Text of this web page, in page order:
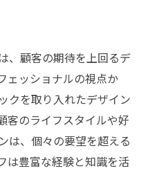
、顧客の期待を上回るデ
ェッショナルの視点か
クを取り入れたデザイン
客のライフスタイルや好
は、個々の要望を超える
は豊富な経験と知識を活